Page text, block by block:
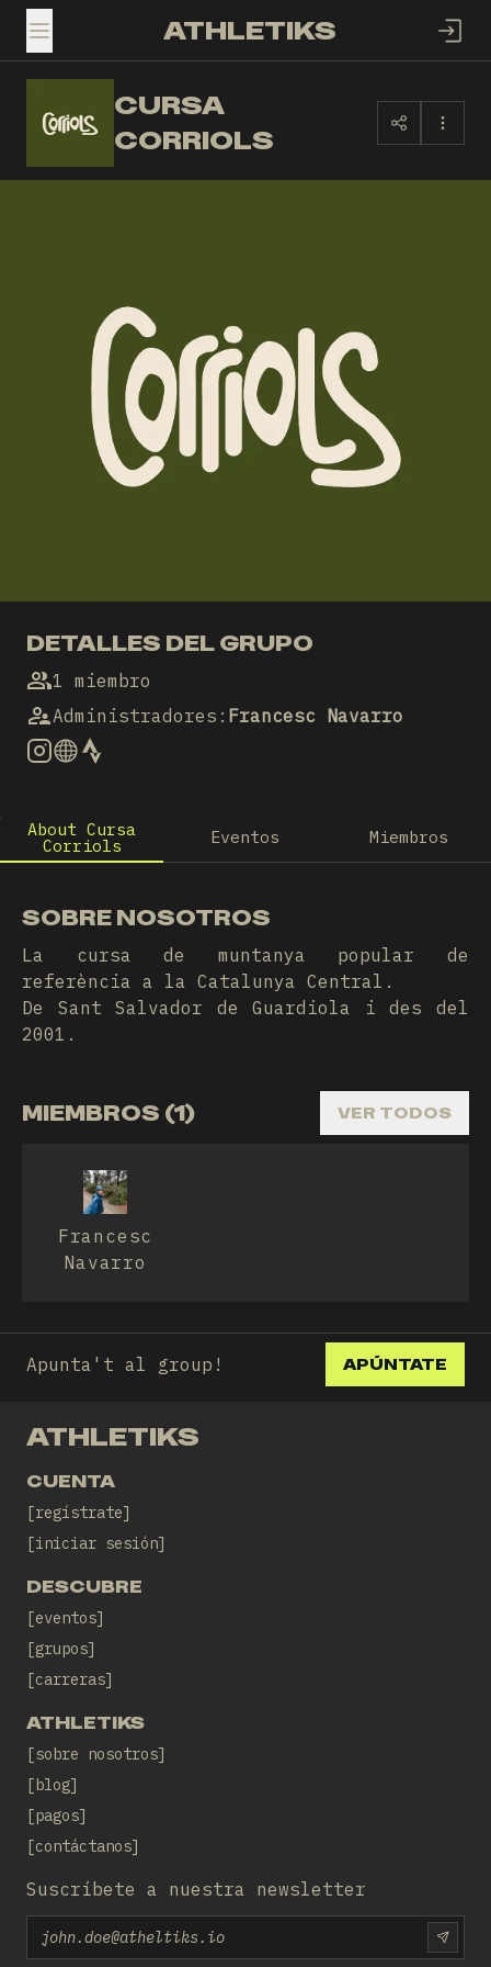
TOGGLE MENUATHLETIKS
CC
CURSA
CORRIOLS
DETALLES DEL GRUPO
1 miembro
Administradores : Francesc Navarro
About Cursa
Corriols Eventos Miembros
SOBRE NOSOTROS
La cursa de muntanya popular de
referència a la Catalunya Central.
De Sant Salvador de Guardiola i des del
2001.
MIEMBROS (1) VER TODOS
Francesc
Navarro
Apunta't al group! APÚNTATE
ATHLETIKS
CUENTA
regístrate
iniciar sesión
DESCUBRE
eventos
grupos
carreras
ATHLETIKS
sobre nosotros
blog
pagos
contáctanos
Suscríbete a nuestra newsletter
Email